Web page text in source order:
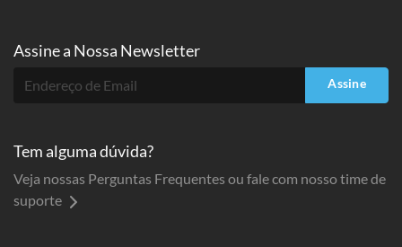
Assine a Nossa Newsletter
Assine
Tem alguma dúvida?
Veja nossas Perguntas Frequentes ou fale com nosso time de
suporte